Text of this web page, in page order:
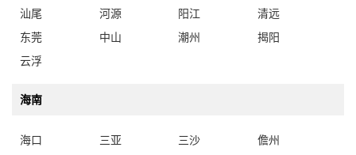
汕尾
河源 阳江
清远
东莞
中山 潮州
揭阳
云浮
海南
海口 三亚 三沙
儋州